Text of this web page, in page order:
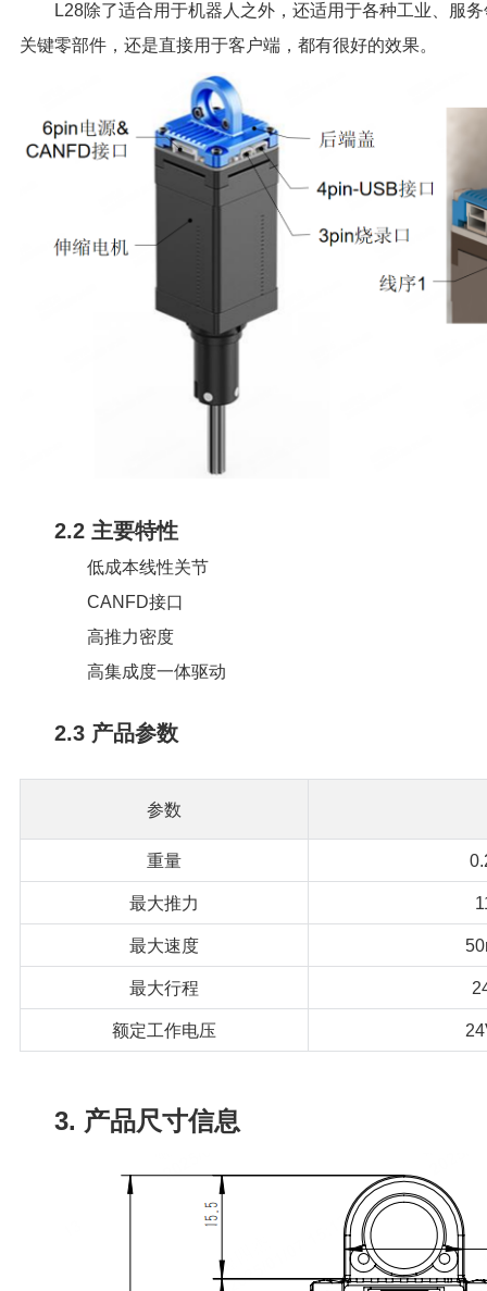
L28除了适合用于机器人之外，还适用于各种工业、服
关键零部件，还是直接用于客户端，都有很好的效果。
2.2 主要特性
低成本线性关节
CANFD接口
高推力密度
高集成度一体驱动
2.3 产品参数
参数
重量
最大推力
最大速度
最大行程
额定工作电压
3. 产品尺寸信息